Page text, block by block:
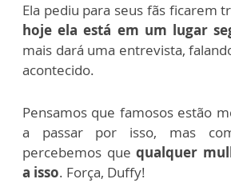
Ela pediu para seus fãs ficarem
hoje ela está em um lugar
mais dará uma entrevista,
acontecido.
Pensamos que famosos estão
a passar por isso, mas
percebemos quequalquer
a isso. Força, Duffy!